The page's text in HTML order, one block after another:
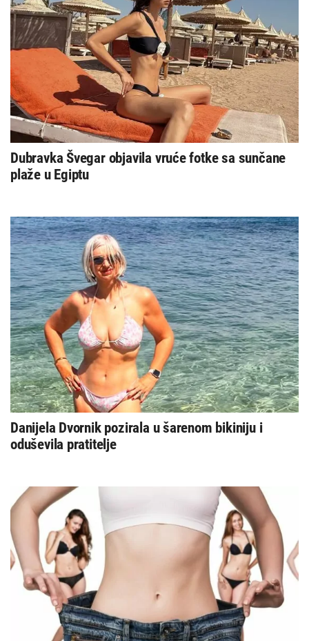
Dubravka Švegar objavila vruće fotke sa sunčane
plaže u Egiptu
Danijela Dvornik pozirala u šarenom bikiniju i
oduševila pratitelje